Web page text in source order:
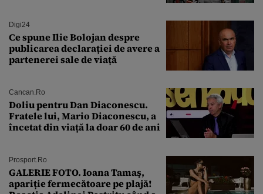
Digi24
Ce spune Ilie Bolojan despre
publicarea declarației de avere a
partenerei sale de viață
Cancan.ro
Doliu pentru Dan Diaconescu.
Fratele lui, Mario Diaconescu, a
încetat din viață la doar 60 de ani
Prosport.ro
GALERIE FOTO. Ioana Tamaş,
apariție fermecătoare pe plajă!